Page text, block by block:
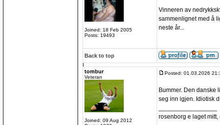
Joined: 18 Feb 2005
Posts: 19493
Vinneren av
sammenlignet med å
neste år...
Back to top
tombur
Veteran
Joined: 09 Aug 2012
Posted: 01.03.2026
Bummer. Den danske
seg inn igjen. Idiotisk
rosenborg e laget mitt,